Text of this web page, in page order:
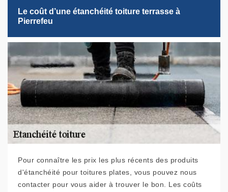
Le coût d’une étanchéité toiture terrasse à
Pierrefeu
Pour connaître les prix les plus récents des produits
d'étanchéité pour toitures plates, vous pouvez nous
contacter pour vous aider à trouver le bon. Les coûts